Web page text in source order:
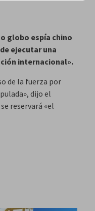
globo espía chino
ejecutar una
internacional».
de la fuerza por
dijo el
reservará «el